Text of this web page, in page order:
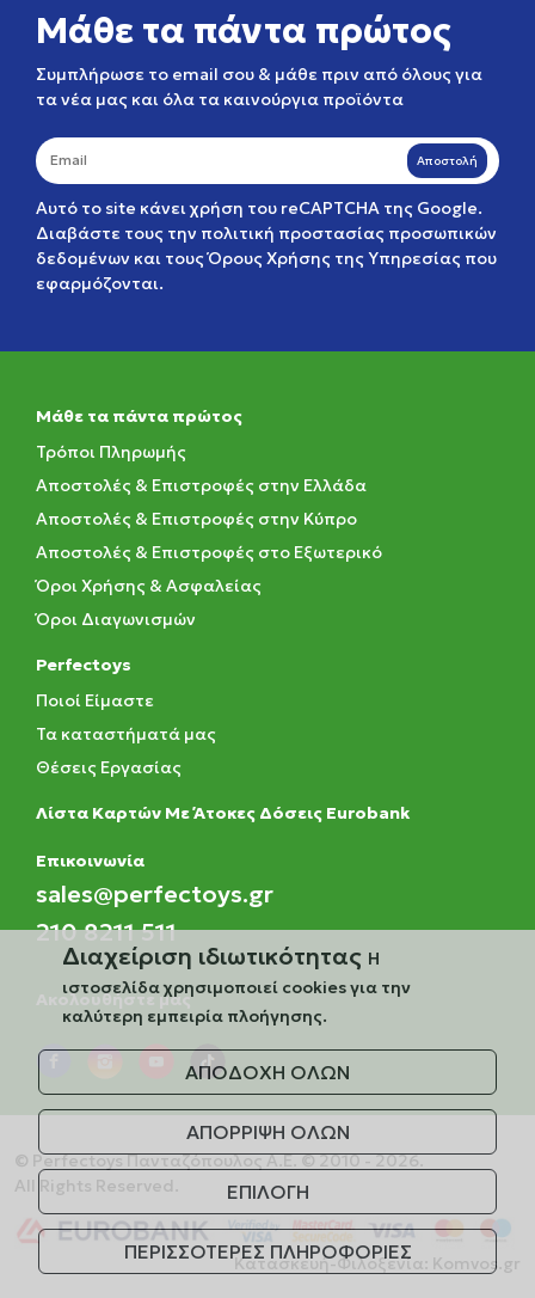
Μάθε τα πάντα πρώτος
Συμπλήρωσε το email σου & μάθε πριν από όλους για
τα νέα μας και όλα τα καινούργια προϊόντα
Αποστολή
Αυτό το site κάνει χρήση του reCAPTCHA της Google.
Διαβάστε τους την πολιτική προστασίας προσωπικών
δεδομένων και τουςΌρους Χρήσης της Υπηρεσίας που
εφαρμόζονται.
Μάθε τα πάντα πρώτος
Τρόποι Πληρωμής
Αποστολές & Επιστροφές στην Ελλάδα
Αποστολές & Επιστροφές στην Κύπρο
Αποστολές & Επιστροφές στο Εξωτερικό
Όροι Χρήσης & Ασφαλείας
Όροι Διαγωνισμών
Perfectoys
Ποιοί Είμαστε
Τα καταστήματά μας
Θέσεις Εργασίας
Λίστα Καρτών Με Άτοκες Δόσεις Eurobank
Eπικοινωνία
sales@perfectoys.gr
210 8211 511
Ακολουθήστε μας
© Perfectoys Πανταζόπουλος Α.Ε. © 2010 - 2026.
All Rights Reserved.
Κατασκευή-Φιλοξενία: Komvos.gr
Διαχείριση ιδιωτικότητας Η
ιστοσελίδα χρησιμοποιεί cookies για την
καλύτερη εμπειρία πλοήγησης.
ΑΠΟΔΟΧΗ ΟΛΩΝ
ΑΠΟΡΡΙΨΗ ΟΛΩΝ
ΕΠΙΛΟΓΗ
ΠΕΡΙΣΣΟΤΕΡΕΣ ΠΛΗΡΟΦΟΡΙΕΣ